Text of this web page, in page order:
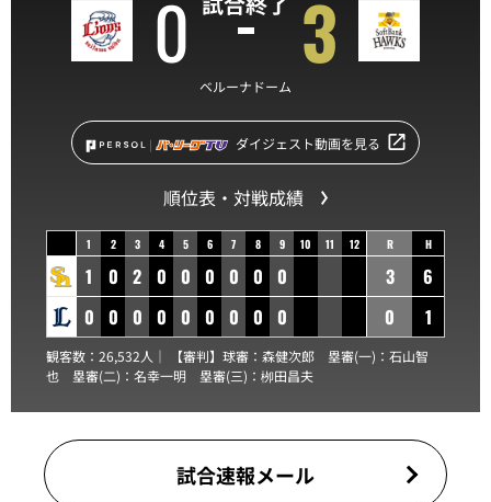
0 3
ベルーナドーム
ダイジェスト動画を見る
順位表・対戦成績
1 2 3 4 5 6 7 8 9 10 11 12
1 0 2 0 0 0 0 0 0
0 0 0 0 0 0 0 0 0
R H
3
6
0
1
観客数：26,532人｜ 【審判】球審： 森健次郎 塁審(一)： 石山智
也 塁審(二)： 名幸一明 塁審(三)： 栁田昌夫
試合速報メール